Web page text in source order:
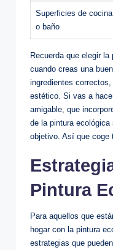
Superficies de cocina
o baño
Recuerda que elegir
cuando creas una
ingredientes
estético. Si vas a
amigable, que
de la pintura
objetivo. Así que coge
Pintura
Para aquellos que
hogar con la pintura
estrategias que